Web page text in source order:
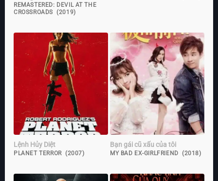
REMASTERED: DEVIL AT THE
CROSSROADS (2019)
Lệnh Hủy Diệt
PLANET TERROR (2007)
Bạn gái cũ xấu của tôi
MY BAD EX-GIRLFRIEND (2018)